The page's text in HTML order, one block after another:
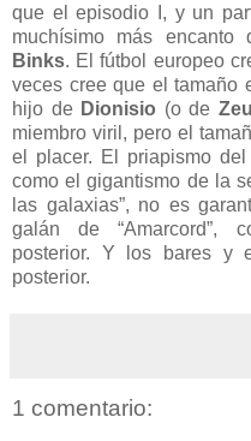
que el episodio I, y un
muchísimo más
Binks. El fútbol europeo
veces cree que el tamaño
hijo de Dionisio (o de
miembro viril, pero el
el placer. El priapismo
como el gigantismo de la
las galaxias”, no es
galán de “Amarcord”,
posterior. Y los bares y
posterior.
1 comentario: